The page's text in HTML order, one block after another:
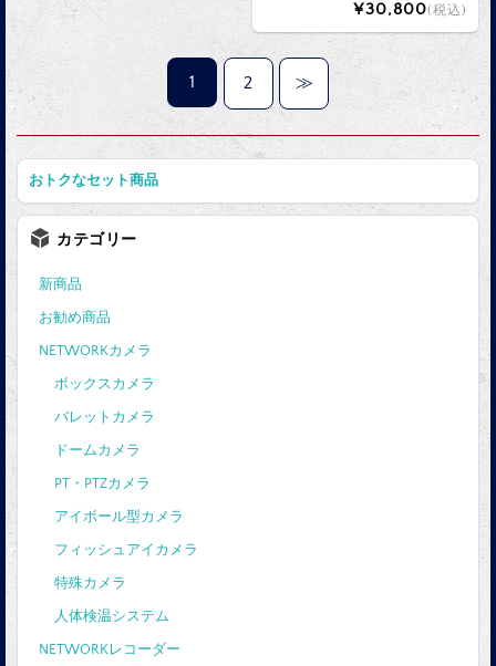
¥30,800(税込)
1 2 ≫
おトクなセット商品
カテゴリー
新商品
お勧め商品
NETWORKカメラ
ボックスカメラ
バレットカメラ
ドームカメラ
PT・PTZカメラ
アイボール型カメラ
フィッシュアイカメラ
特殊カメラ
人体検温システム
NETWORKレコーダー